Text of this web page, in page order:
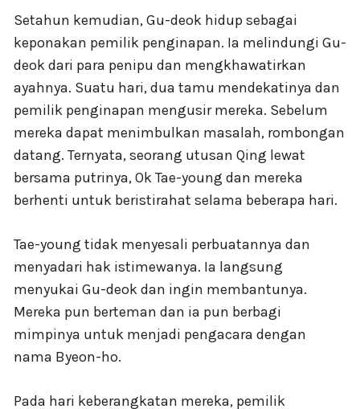
Setahun kemudian, Gu-deok hidup sebagai
keponakan pemilik penginapan. Ia melindungi Gu-
deok dari para penipu dan mengkhawatirkan
ayahnya. Suatu hari, dua tamu mendekatinya dan
pemilik penginapan mengusir mereka. Sebelum
mereka dapat menimbulkan masalah, rombongan
datang. Ternyata, seorang utusan Qing lewat
bersama putrinya, Ok Tae-young dan mereka
berhenti untuk beristirahat selama beberapa hari.
Tae-young tidak menyesali perbuatannya dan
menyadari hak istimewanya. Ia langsung
menyukai Gu-deok dan ingin membantunya.
Mereka pun berteman dan ia pun berbagi
mimpinya untuk menjadi pengacara dengan
nama Byeon-ho.
Pada hari keberangkatan mereka, pemilik